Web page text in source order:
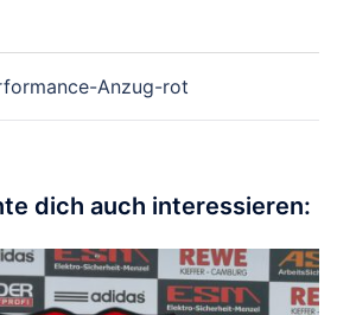
Anzug-rot
dich auch interessieren: